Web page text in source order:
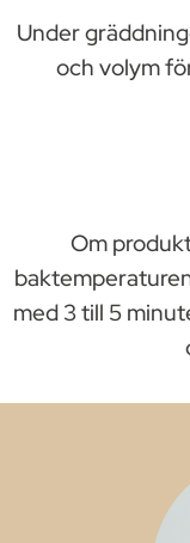
Under
och volym
Om
med 3 till 5